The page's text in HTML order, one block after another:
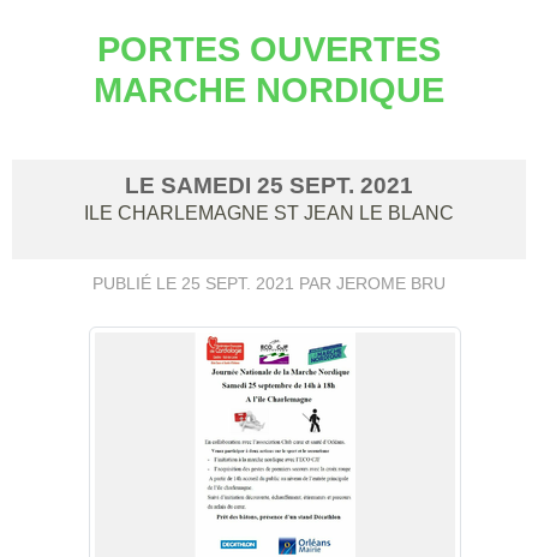
PORTES OUVERTES
MARCHE NORDIQUE
LE SAMEDI 25 SEPT. 2021
ILE CHARLEMAGNE ST JEAN LE BLANC
PUBLIÉ LE 25 SEPT. 2021 PAR JEROME BRU